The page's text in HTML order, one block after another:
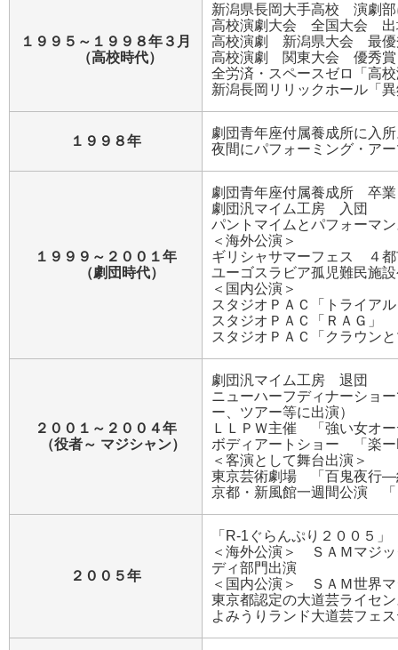
１９９５～１９９８年３月
（高校時代）
新潟県長岡大手高校 演劇部
高校演劇大会 全国大会 出
高校演劇 新潟県大会 最
高校演劇 関東大会 優秀
全労済・スペースゼロ「高
新潟長岡リリックホール「
１９９８年
劇団青年座付属養成所に入
夜間にパフォーミング・ア
１９９９～２００１年
（劇団時代）
劇団青年座付属養成所 卒業
劇団汎マイム工房 入団
パントマイムとパフォーマ
＜海外公演＞
ギリシャサマーフェス ４都
ユーゴスラビア孤児難民施
＜国内公演＞
スタジオＰＡＣ「トライア
スタジオＰＡＣ「ＲＡＧ」
スタジオＰＡＣ「クラウン
２００１～２００４年
（役者～ マジシャン）
劇団汎マイム工房 退団
ニューハーフディナーショ
ー、ツアー等に出演）
ＬＬＰＷ主催 「強い女オ
ボディアートショー 「楽
＜客演として舞台出演＞
東京芸術劇場 「百鬼夜行―
京都・新風館一週間公演
２００５年
「R-1ぐらんぷり２００５
＜海外公演＞ ＳＡＭマジ
ディ部門出演
＜国内公演＞ ＳＡＭ世界
東京都認定の大道芸ライセ
よみうりランド大道芸フ